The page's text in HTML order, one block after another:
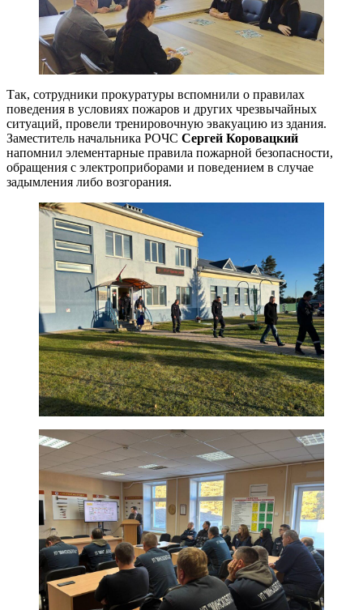
Так, сотрудники прокуратуры вспомнили о правилах
поведения в условиях пожаров и других чрезвычайных
ситуаций, провели тренировочную эвакуацию из здания.
Заместитель начальника РОЧС Сергей Коровацкий
напомнил элементарные правила пожарной безопасности,
обращения с электроприборами и поведением в случае
задымления либо возгорания.